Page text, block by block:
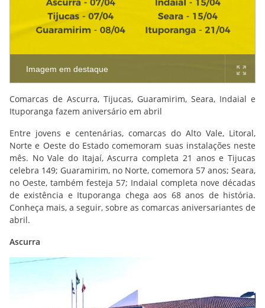
Imagem em destaque
Comarcas de Ascurra, Tijucas, Guaramirim, Seara, Indaial e
Ituporanga fazem aniversário em abril
Entre jovens e centenárias, comarcas do Alto Vale, Litoral,
Norte e Oeste do Estado comemoram suas instalações neste
mês. No Vale do Itajaí, Ascurra completa 21 anos e Tijucas
celebra 149; Guaramirim, no Norte, comemora 57 anos; Seara,
no Oeste, também festeja 57; Indaial completa nove décadas
de existência e Ituporanga chega aos 68 anos de história.
Conheça mais, a seguir, sobre as comarcas aniversariantes de
abril.
Ascurra